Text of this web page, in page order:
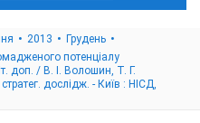
2013
Грудень
потенціалу
доп. / В. І. Волошин, Т. Г.
дослідж. - Київ : НІСД,